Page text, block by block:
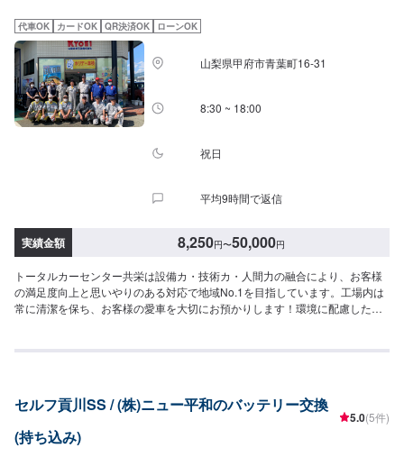
る間は、代車を無料にて貸し出しております。※燃料はお客様にご負担頂いて
おります。【部品について】新品・中古パーツの持ち込み可能です！オファ
ーにて、お写真や詳細情報をお送りください。部品販売も可能です！購入を
ご希望の場合には、車種・車検証などのお写真をお送りいただき、オファー
備考欄にて事前にお伝えいただきますとスムーズです。よろしくお願いいた
します。【注意（必ずご確認ください）】※輸入車の対応も可能ですが状態に
より、部品の発注が必要になります。部品の輸入が必要になる場合には、到
態などにより納車時期が異なり、内容によってはお客様のご希望に沿えない
代車OK カードOK QR決済OK ローンOK
山梨県甲府市青葉町16-31
8:30 ~ 18:00
祝日
平均9時間で返信
実績金額 8,250円〜50,000円
トータルカーセンター共栄は設備カ・技術カ・人間力の融合により、お客様
の満足度向上と思いやりのある対応で地域No.1を目指しています。工場内は
常に清潔を保ち、お客様の愛車を大切にお預かりします！環境に配慮した塗
ッド車の修理もお任せください！--------------------------------------------------【1】
で納車となります。納期は前後する場合がございます。予め、ご了承くださ
い。-----パーツ持ち込みについて-----パーツの持ち込みは不可となっておりま
す。ご了承ください。-----代車について-----無料の代車をご用意しています。
セルフ貢川SS / (株)ニュー平和のバッテリー交換
(持ち込み)
5.0(5件)